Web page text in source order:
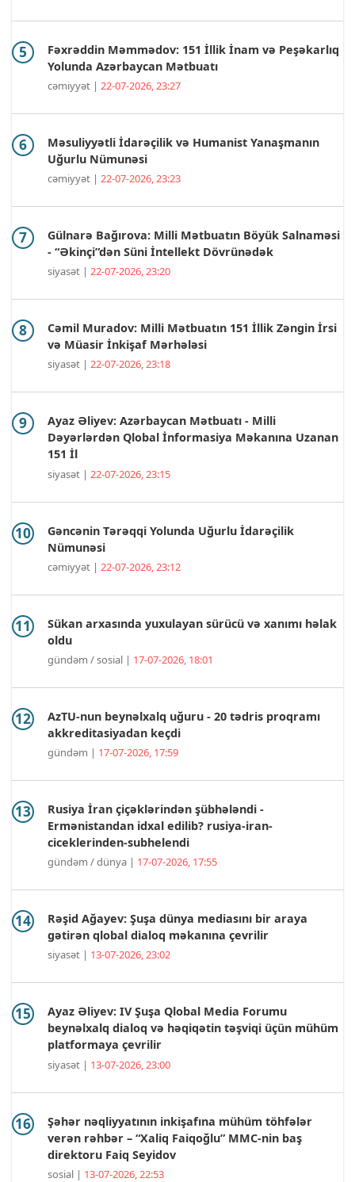
Fəxrəddin Məmmədov: 151 İllik İnam və Peşəkarlıq
Yolunda Azərbaycan Mətbuatı
cəmiyyət | 22-07-2026, 23:27
Məsuliyyətli İdarəçilik və Humanist Yanaşmanın
Uğurlu Nümunəsi
cəmiyyət | 22-07-2026, 23:23
Gülnarə Bağırova: Milli Mətbuatın Böyük Salnaməsi
- “Əkinçi”dən Süni İntellekt Dövrünədək
siyasət | 22-07-2026, 23:20
Cəmil Muradov: Milli Mətbuatın 151 İllik Zəngin İrsi
və Müasir İnkişaf Mərhələsi
siyasət | 22-07-2026, 23:18
Ayaz Əliyev: Azərbaycan Mətbuatı - Milli
Dəyərlərdən Qlobal İnformasiya Məkanına Uzanan
151 İl
siyasət | 22-07-2026, 23:15
Gəncənin Tərəqqi Yolunda Uğurlu İdarəçilik
Nümunəsi
cəmiyyət | 22-07-2026, 23:12
Sükan arxasında yuxulayan sürücü və xanımı həlak
oldu
gündəm / sosial | 17-07-2026, 18:01
AzTU-nun beynəlxalq uğuru - 20 tədris proqramı
akkreditasiyadan keçdi
gündəm | 17-07-2026, 17:59
Rusiya İran çiçəklərindən şübhələndi -
Ermənistandan idxal edilib? rusiya-iran-
ciceklerinden-subhelendi
gündəm / dünya | 17-07-2026, 17:55
Rəşid Ağayev: Şuşa dünya mediasını bir araya
gətirən qlobal dialoq məkanına çevrilir
siyasət | 13-07-2026, 23:02
Ayaz Əliyev: IV Şuşa Qlobal Media Forumu
beynəlxalq dialoq və həqiqətin təşviqi üçün mühüm
platformaya çevrilir
siyasət | 13-07-2026, 23:00
Şəhər nəqliyyatının inkişafına mühüm töhfələr
verən rəhbər – “Xaliq Faiqoğlu” MMC-nin baş
direktoru Faiq Seyidov
sosial | 13-07-2026, 22:53